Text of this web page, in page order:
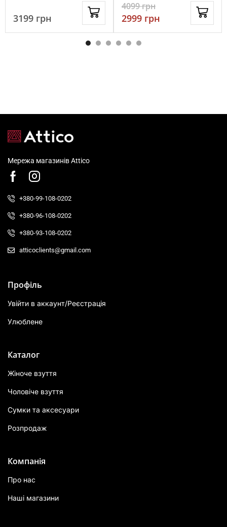
3199 грн
4099грн
2999 грн
Мережа магазинів Attico
+380-99-108-0202
+380-96-108-0202
+380-93-108-0202
atticoclients@gmail.com
Профіль
Увійти в аккаунт/Реєстрація
Улюблене
Каталог
Жіноче взуття
Чоловіче взуття
Сумки та аксесуари
Розпродаж
Компанія
Про нас
Наші магазини